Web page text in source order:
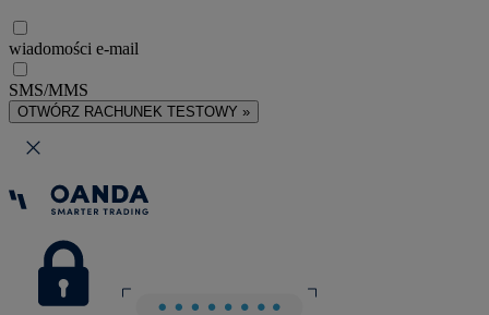
wiadomości e-mail
SMS/MMS
OTWÓRZ RACHUNEK TESTOWY »